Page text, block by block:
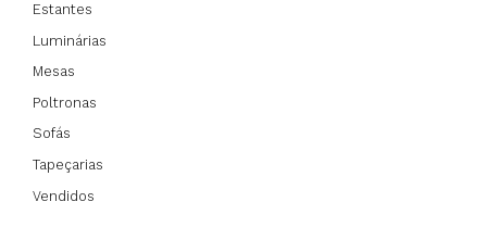
Estantes
Luminárias
Mesas
Poltronas
Sofás
Tapeçarias
Vendidos